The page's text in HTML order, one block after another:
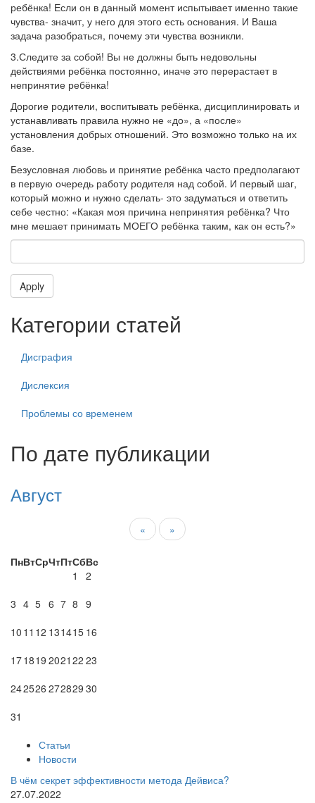
ребёнка! Если он в данный момент испытывает именно такие
чувства- значит, у него для этого есть основания. И Ваша
задача разобраться, почему эти чувства возникли.
3.Следите за собой! Вы не должны быть недовольны
действиями ребёнка постоянно, иначе это перерастает в
непринятие ребёнка!
Дорогие родители, воспитывать ребёнка, дисциплинировать и
устанавливать правила нужно не «до», а «после»
установления добрых отношений. Это возможно только на их
базе.
Безусловная любовь и принятие ребёнка часто предполагают
в первую очередь работу родителя над собой. И первый шаг,
который можно и нужно сделать- это задуматься и ответить
себе честно: «Какая моя причина непринятия ребёнка? Что
мне мешает принимать МОЕГО ребёнка таким, как он есть?»
Apply
Категории статей
Дисграфия
Дислексия
Проблемы со временем
По дате публикации
Август
« »
ПнВтСрЧтПтСбВс
1
2
3 4 5 6 7 8 9
10 11 12 131415 16
171819 2021 22 23
242526 272829 30
31
Статьи
Новости
В чём секрет эффективности метода Дейвиса?
27.07.2022